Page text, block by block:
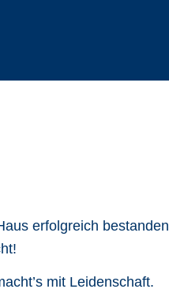
erfolgreich bestanden
mit Leidenschaft.